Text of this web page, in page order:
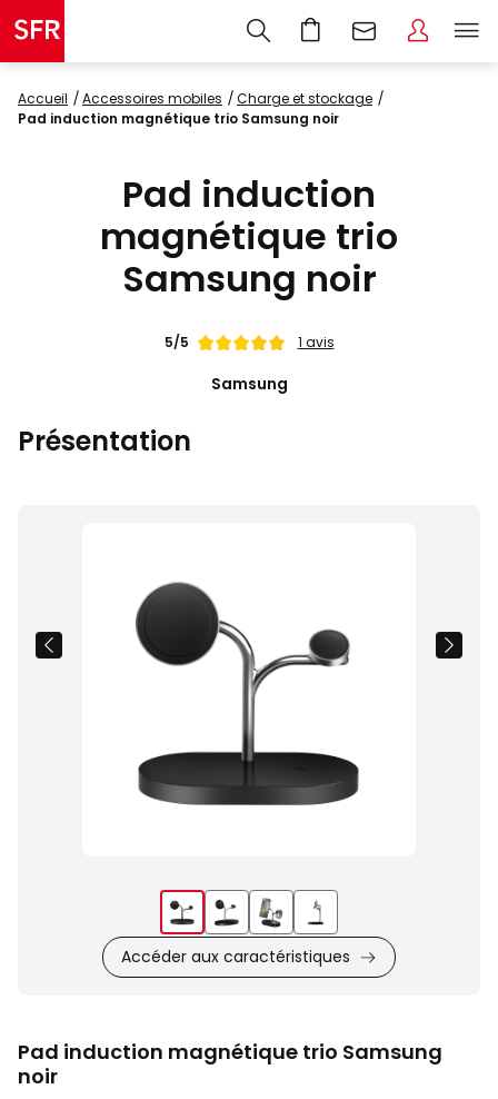
Accueil accessoires mobiles
charge et stockage
Pad induction magnétique trio Samsung noir
Pad induction
magnétique trio
Samsung noir
Note
5/5 1 avis
Samsung
Présentation
Accéder aux caractéristiques
Pad induction magnétique trio Samsung
noir